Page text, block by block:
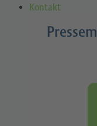
Kontakt